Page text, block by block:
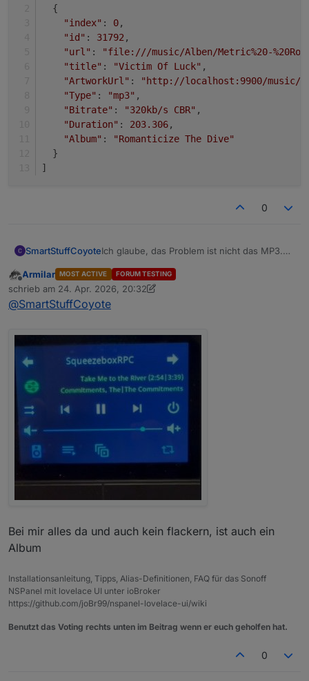
  {
"index" : 0,
"id" : 31792 ,
"url" :
"file:///music/Alben/Metric%20-
"title" : "Victim Of Luck" ,
"ArtworkUrl" :
"http://localhost:9900/music/
"Type" : "mp3" ,
"Bitrate" : "320kb/s CBR" ,
"Duration" : 203.306,
"Album" :
"Romanticize The Dive"
  }
]
0
SmartStuffCoyoteIch glaube, das Problem ist nicht das MP3.
Daten der Datei abgefragt, sondern die der
Playlist. Der Artist fehlt da bei mir einfach.
Egal, ob ich eine gespeicherte Playlist oder
[
  {
    "index": 0,
    "title": "Victim Of Luck",
"ArtworkUrl": "http://
    "Bitrate": "320kb/s CBR",
    "Duration": 203.306,
    "Album": "Romanticize The Dive"
Offline
Armilar MOST ACTIVE FORUM TESTING
schrieb am 24. Apr. 2026, 20:32
zuletzt editiert von Armilar
@SmartStuffCoyote
Bei mir alles da und auch kein flackern, ist auch ein
Album
Installationsanleitung, Tipps, Alias-Definitionen, FAQ für das Sonoff
NSPanel mit lovelace UI unter ioBroker
https://github.com/joBr99/nspanel-lovelace-ui/wiki
Benutzt das Voting rechts unten im Beitrag wenn er euch geholfen hat.
0